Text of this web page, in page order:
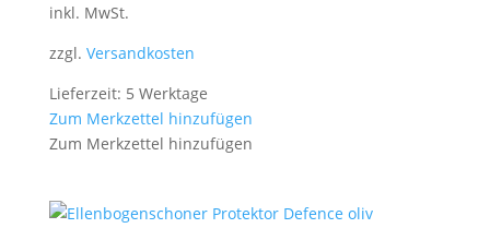
inkl. MwSt.
zzgl. Versandkosten
Lieferzeit: 5 Werktage
Zum Merkzettel hinzufügen
Zum Merkzettel hinzufügen